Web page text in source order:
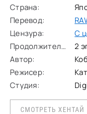
Страна:
Перевод:
Цензура:
С
Продолжительность:
2
Автор:
Режисер:
Студия:
СМОТРЕТЬ ХЕНТАЙ